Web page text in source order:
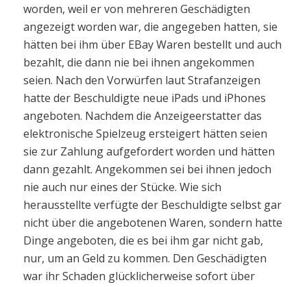
worden, weil er von mehreren Geschädigten
angezeigt worden war, die angegeben hatten, sie
hätten bei ihm über EBay Waren bestellt und auch
bezahlt, die dann nie bei ihnen angekommen
seien. Nach den Vorwürfen laut Strafanzeigen
hatte der Beschuldigte neue iPads und iPhones
angeboten. Nachdem die Anzeigeerstatter das
elektronische Spielzeug ersteigert hätten seien
sie zur Zahlung aufgefordert worden und hätten
dann gezahlt. Angekommen sei bei ihnen jedoch
nie auch nur eines der Stücke. Wie sich
herausstellte verfügte der Beschuldigte selbst gar
nicht über die angebotenen Waren, sondern hatte
Dinge angeboten, die es bei ihm gar nicht gab,
nur, um an Geld zu kommen. Den Geschädigten
war ihr Schaden glücklicherweise sofort über